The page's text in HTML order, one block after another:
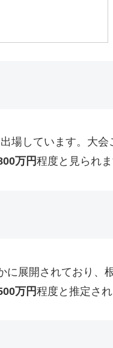
場しています。大
万円程度と見られま
展開されており、
万円程度と推定され